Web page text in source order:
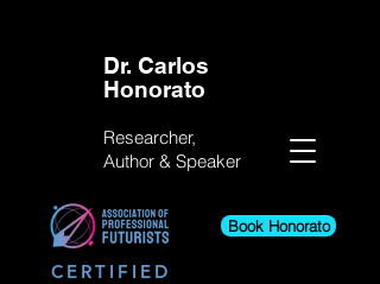
Dr. Carlos
Honorato
Book Honorato
Researcher,
Author & Speaker
CERTIFIED